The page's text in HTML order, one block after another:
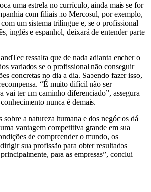
uma estrela no currículo, ainda mais se for
com filiais no Mercosul, por exemplo,
um sistema trilíngue e, se o profissional
inglês e espanhol, deixará de entender parte
ressalta que de nada adianta encher o
variados se o profissional não conseguir
concretas no dia a dia. Sabendo fazer isso,
“É muito difícil não ser
vai ter um caminho diferenciado”, assegura
nunca é demais.
sobre a natureza humana e dos negócios dá
vantagem competitiva grande em sua
de compreender o mundo, os
sua profissão para obter resultados
para as empresas”, conclui